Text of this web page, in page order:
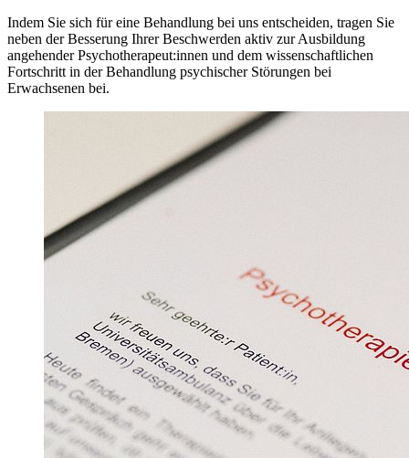
Indem Sie sich für eine Behandlung bei uns entscheiden, tragen Sie
neben der Besserung Ihrer Beschwerden aktiv zur Ausbildung
angehender Psychotherapeut:innen und dem wissenschaftlichen
Fortschritt in der Behandlung psychischer Störungen bei
Erwachsenen bei.